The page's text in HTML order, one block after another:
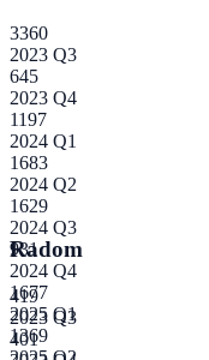
3360
2023 Q3
645
2023 Q4
1197
2024 Q1
1683
2024 Q2
1629
2024 Q3
931
2024 Q4
1677
2025 Q1
1369
Radom
419
2023 Q3
401